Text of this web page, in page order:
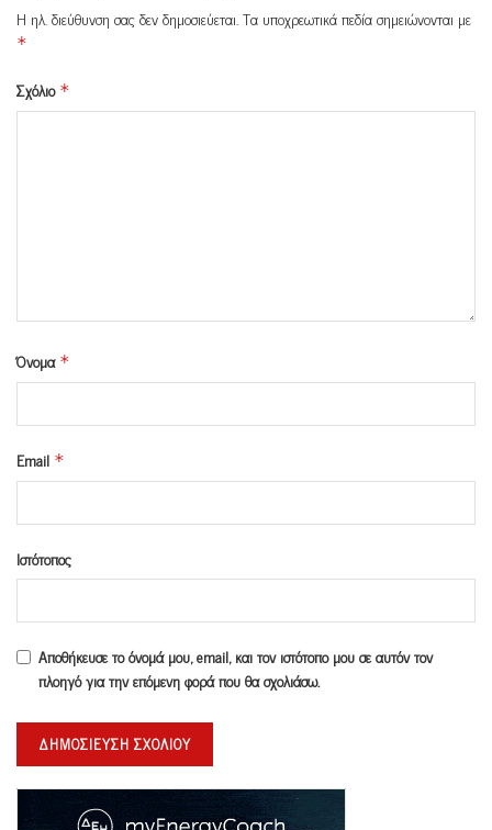
Η ηλ. διεύθυνση σας δεν δημοσιεύεται.Τα υποχρεωτικά πεδία σημειώνονται με
*
Σχόλιο *
Όνομα *
Email *
Ιστότοπος
Αποθήκευσε το όνομά μου, email, και τον ιστότοπο μου σε αυτόν τον
πλοηγό για την επόμενη φορά που θα σχολιάσω.